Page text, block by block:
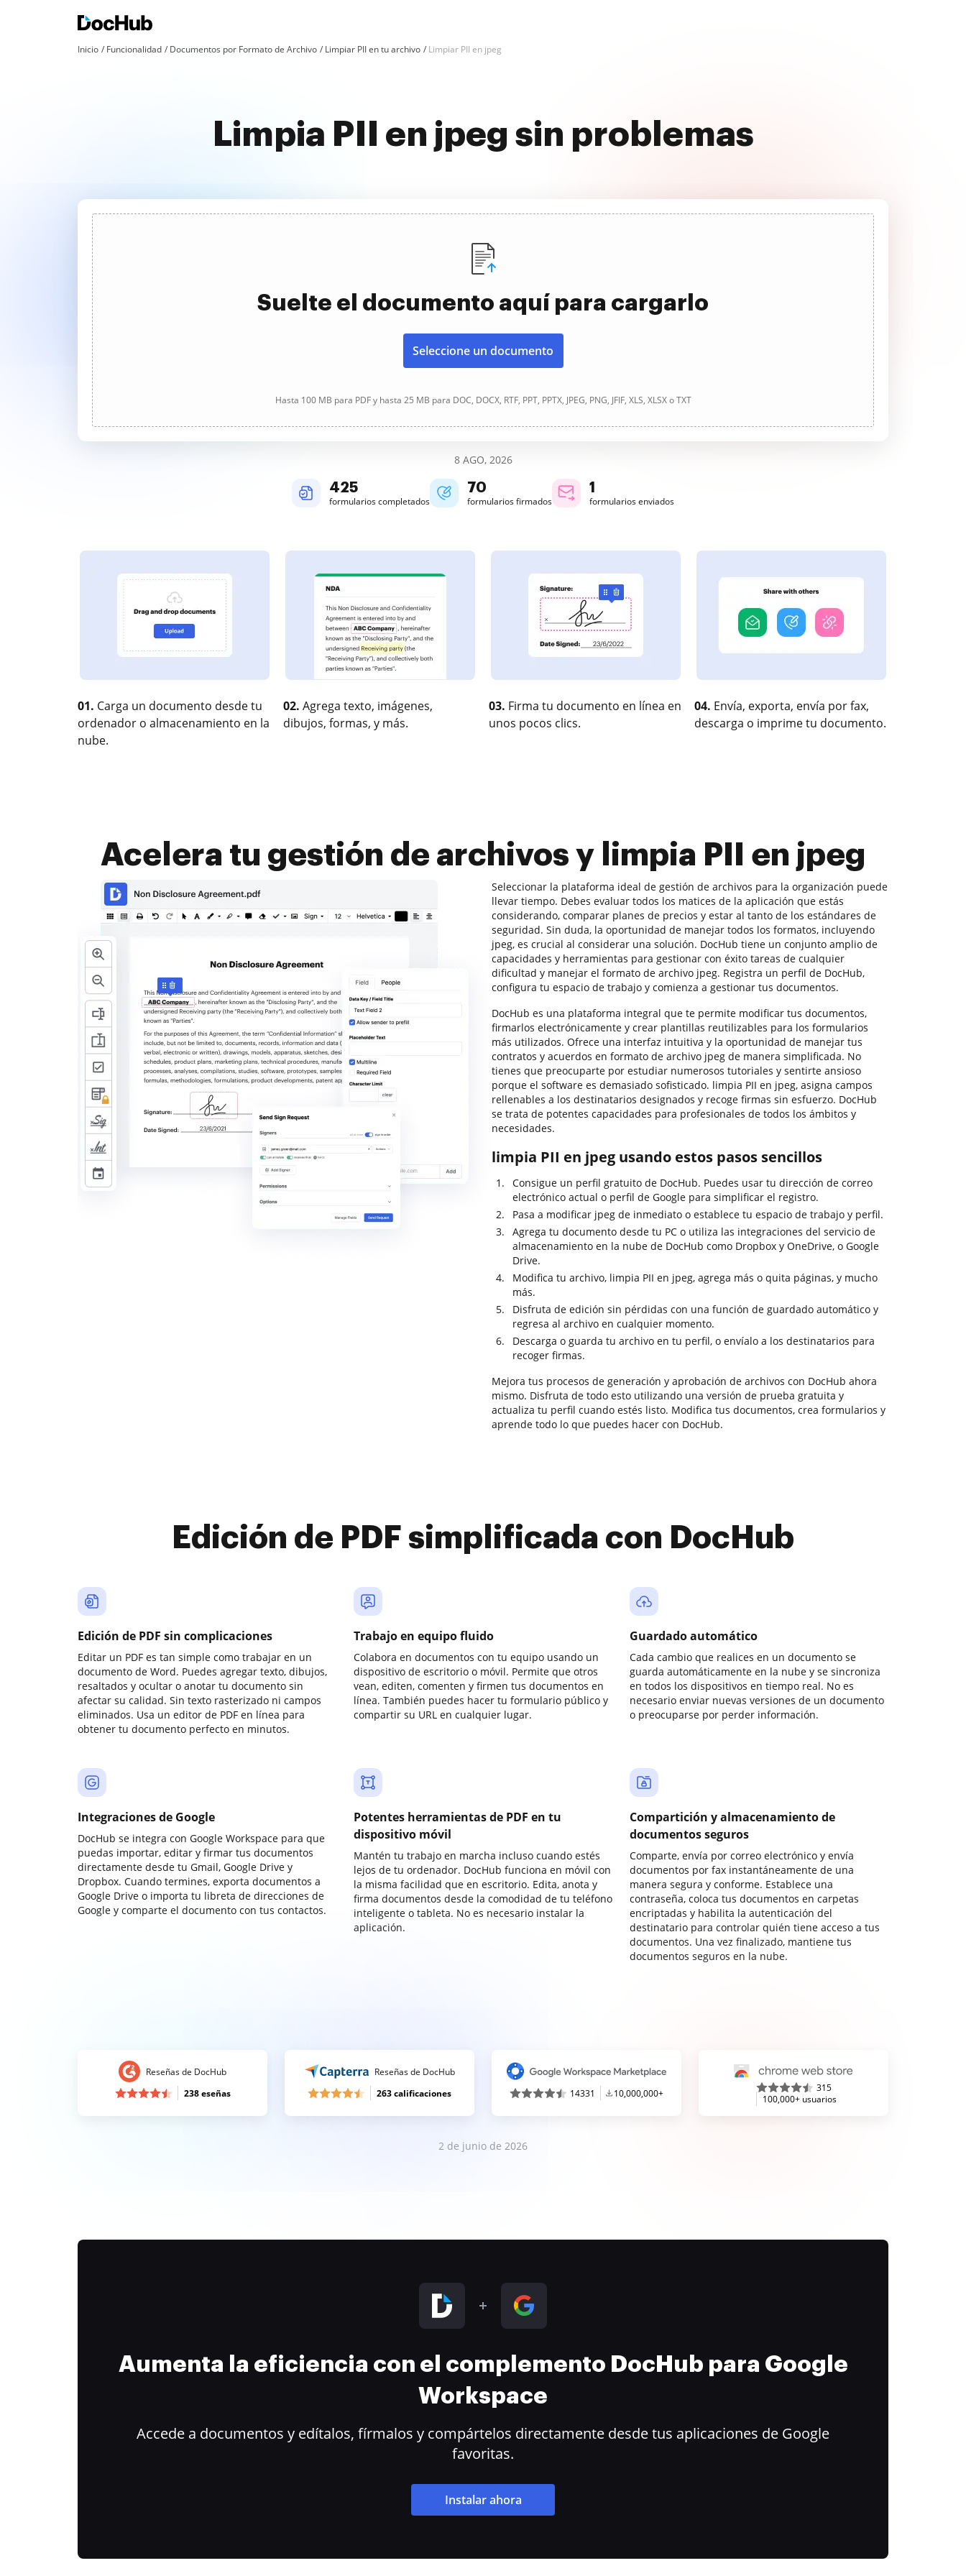
Inicio Funcionalidad Documentos por Formato de Archivo Limpiar PII en tu archivo Limpiar PII en jpeg
Limpia PII en jpeg sin problemas
Suelte el documento aquí para cargarlo
Seleccione un documento
Hasta 100 MB para PDF y hasta 25 MB para DOC, DOCX, RTF, PPT, PPTX, JPEG, PNG, JFIF, XLS, XLSX o TXT
8 AGO, 2026
426
formularios completados
70
formularios firmados
1
formularios enviados
01. Carga un documento desde tu
ordenador o almacenamiento en la
nube.
02. Agrega texto, imágenes,
dibujos, formas, y más.
03. Firma tu documento en línea en
unos pocos clics.
04. Envía, exporta, envía por fax,
descarga o imprime tu documento.
Acelera tu gestión de archivos y limpia PII en jpeg
Seleccionar la plataforma ideal de gestión de archivos para la organización puede
llevar tiempo. Debes evaluar todos los matices de la aplicación que estás
considerando, comparar planes de precios y estar al tanto de los estándares de
seguridad. Sin duda, la oportunidad de manejar todos los formatos, incluyendo
jpeg, es crucial al considerar una solución. DocHub tiene un conjunto amplio de
capacidades y herramientas para gestionar con éxito tareas de cualquier
dificultad y manejar el formato de archivo jpeg. Registra un perfil de DocHub,
configura tu espacio de trabajo y comienza a gestionar tus documentos.
DocHub es una plataforma integral que te permite modificar tus documentos,
firmarlos electrónicamente y crear plantillas reutilizables para los formularios
más utilizados. Ofrece una interfaz intuitiva y la oportunidad de manejar tus
contratos y acuerdos en formato de archivo jpeg de manera simplificada. No
tienes que preocuparte por estudiar numerosos tutoriales y sentirte ansioso
porque el software es demasiado sofisticado. limpia PII en jpeg, asigna campos
rellenables a los destinatarios designados y recoge firmas sin esfuerzo. DocHub
se trata de potentes capacidades para profesionales de todos los ámbitos y
necesidades.
limpia PII en jpeg usando estos pasos sencillos
Consigue un perfil gratuito de DocHub. Puedes usar tu dirección de correo
electrónico actual o perfil de Google para simplificar el registro.
Pasa a modificar jpeg de inmediato o establece tu espacio de trabajo y perfil.
Agrega tu documento desde tu PC o utiliza las integraciones del servicio de
almacenamiento en la nube de DocHub como Dropbox y OneDrive, o Google
Drive.
Modifica tu archivo, limpia PII en jpeg, agrega más o quita páginas, y mucho
más.
Disfruta de edición sin pérdidas con una función de guardado automático y
regresa al archivo en cualquier momento.
Descarga o guarda tu archivo en tu perfil, o envíalo a los destinatarios para
recoger firmas.
Mejora tus procesos de generación y aprobación de archivos con DocHub ahora
mismo. Disfruta de todo esto utilizando una versión de prueba gratuita y
actualiza tu perfil cuando estés listo. Modifica tus documentos, crea formularios y
aprende todo lo que puedes hacer con DocHub.
Edición de PDF simplificada con DocHub
Edición de PDF sin complicaciones
Editar un PDF es tan simple como trabajar en un
documento de Word. Puedes agregar texto, dibujos,
resaltados y ocultar o anotar tu documento sin
afectar su calidad. Sin texto rasterizado ni campos
eliminados. Usa un editor de PDF en línea para
obtener tu documento perfecto en minutos.
Trabajo en equipo fluido
Colabora en documentos con tu equipo usando un
dispositivo de escritorio o móvil. Permite que otros
vean, editen, comenten y firmen tus documentos en
línea. También puedes hacer tu formulario público y
compartir su URL en cualquier lugar.
Guardado automático
Cada cambio que realices en un documento se
guarda automáticamente en la nube y se sincroniza
en todos los dispositivos en tiempo real. No es
necesario enviar nuevas versiones de un documento
o preocuparse por perder información.
Integraciones de Google
DocHub se integra con Google Workspace para que
puedas importar, editar y firmar tus documentos
directamente desde tu Gmail, Google Drive y
Dropbox. Cuando termines, exporta documentos a
Google Drive o importa tu libreta de direcciones de
Google y comparte el documento con tus contactos.
Potentes herramientas de PDF en tu
dispositivo móvil
Mantén tu trabajo en marcha incluso cuando estés
lejos de tu ordenador. DocHub funciona en móvil con
la misma facilidad que en escritorio. Edita, anota y
firma documentos desde la comodidad de tu teléfono
inteligente o tableta. No es necesario instalar la
aplicación.
Compartición y almacenamiento de
documentos seguros
Comparte, envía por correo electrónico y envía
documentos por fax instantáneamente de una
manera segura y conforme. Establece una
contraseña, coloca tus documentos en carpetas
encriptadas y habilita la autenticación del
destinatario para controlar quién tiene acceso a tus
documentos. Una vez finalizado, mantiene tus
documentos seguros en la nube.
Reseñas de DocHub
238 eseñas
Reseñas de DocHub
263 calificaciones
14331 10,000,000+
315
100,000+ usuarios
2 de junio de 2026
Aumenta la eficiencia con el complemento DocHub para Google
Workspace
Accede a documentos y edítalos, fírmalos y compártelos directamente desde tus aplicaciones de Google
favoritas.
Instalar ahora